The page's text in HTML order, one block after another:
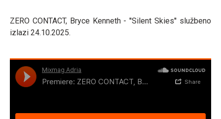
ZERO CONTACT, Bryce Kenneth - ''Silent Skies'' službeno
izlazi 24.10.2025.